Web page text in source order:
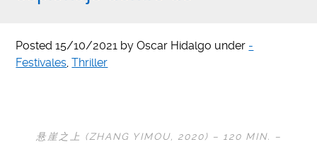
Posted15/10/2021 byOscar Hidalgo under -
Festivales,Thriller
悬崖之上 (ZHANG YIMOU, 2020) – 120 MIN. –